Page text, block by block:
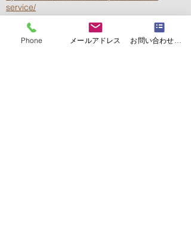
service/
Phone メールアドレス